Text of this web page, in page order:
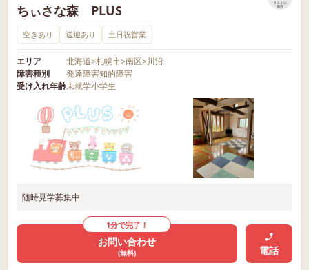
ちぃさな森 PLUS
リストに
保存
空きあり 送迎あり 土日祝営業
エリア 北海道>札幌市>南区>川沿
障害種別
発達障害知的障害
受け入れ年齢未就学小学生
随時見学募集中
1分で完了！
お問い合わせ
(無料) 電話